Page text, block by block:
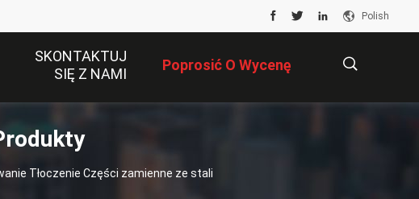
Polish
SKONTAKTUJ
SIĘ Z NAMI
Poprosić O Wycenę
Tłoczenie Części zamienne ze stali